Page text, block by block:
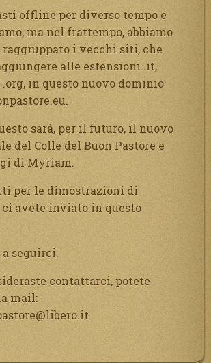
offline per diverso tempo e
ma nel frattempo, abbiamo
i vecchi siti, che
alle estensioni .it,
.org, in questo nuovo dominio
sarà, per il futuro, il nuovo
del Colle del Buon Pastore e
di Myriam.
per le dimostrazioni di
avete inviato in questo
seguirci.
contattarci, potete
mail: